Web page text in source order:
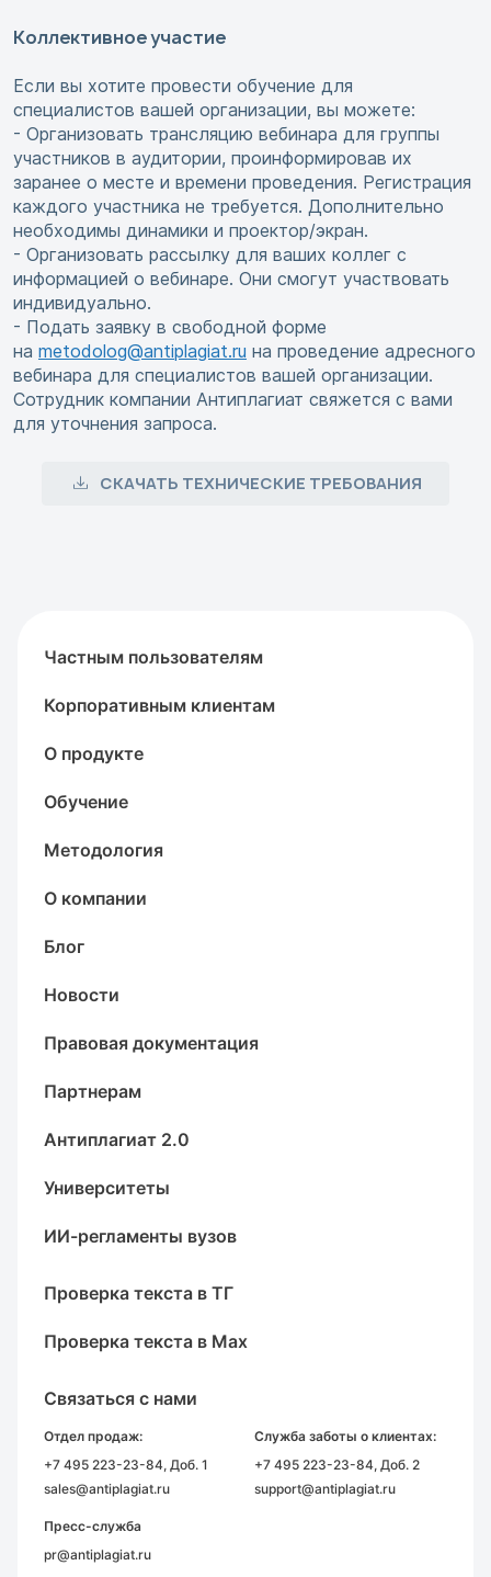
Коллективное участие
Если вы хотите провести обучение для
специалистов вашей организации, вы можете:
- Организовать трансляцию вебинара для группы
участников в аудитории, проинформировав их
заранее о месте и времени проведения. Регистрация
каждого участника не требуется. Дополнительно
необходимы динамики и проектор/экран.
- Организовать рассылку для ваших коллег с
информацией о вебинаре. Они смогут участвовать
индивидуально.
- Подать заявку в свободной форме
на metodolog@antiplagiat.ru на проведение адресного
вебинара для специалистов вашей организации.
Сотрудник компании Антиплагиат свяжется с вами
для уточнения запроса.
СКАЧАТЬ ТЕХНИЧЕСКИЕ ТРЕБОВАНИЯ
Частным пользователям
Корпоративным клиентам
О продукте
Обучение
Методология
О компании
Блог
Новости
Правовая документация
Партнерам
Антиплагиат 2.0
Университеты
ИИ-регламенты вузов
Проверка текста в ТГ
Проверка текста в Max
Связаться с нами
Отдел продаж:
+7 495 223-23-84, Доб. 1
sales@antiplagiat.ru
Служба заботы о клиентах:
+7 495 223-23-84, Доб. 2
support@antiplagiat.ru
Пресс-служба
pr@antiplagiat.ru